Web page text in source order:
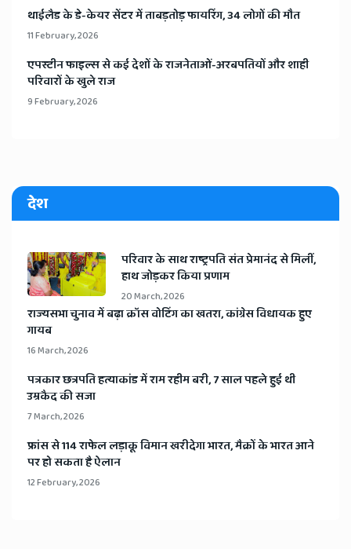
​थाईलैड के डे-केयर सेंटर में ताबड़तोड़ फायरिंग, 34 लोगों की मौत
11 February, 2026
​एपस्टीन फाइल्स से कई देशों के राजनेताओं-अरबपतियों और शाही
परिवारों के खुले राज
9 February, 2026
देश
​परिवार के साथ राष्ट्रपति संत प्रेमानंद से मिलीं,
हाथ जोड़कर किया प्रणाम
20 March, 2026
​राज्यसभा चुनाव में बढ़ा क्रॉस वोटिंग का खतरा, कांग्रेस विधायक हुए
गायब
16 March, 2026
​पत्रकार छत्रपति हत्याकांड में राम रहीम बरी, 7 साल पहले हुई थी
उम्रकैद की सजा
7 March, 2026
​फ्रांस से 114 राफेल लड़ाकू विमान खरीदेगा भारत, मैक्रों के भारत आने
पर हो सकता है ऐलान
12 February, 2026